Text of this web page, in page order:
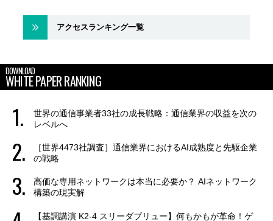
アクセスランキング一覧
DOWNLOAD
WHITE PAPER RANKING
世界の通信事業者33社の成長戦略：通信業界の収益を次の
レベルへ
［世界4473社調査］通信業界におけるAI成熟度と先駆企業
の戦略
高価な専用ネットワークは本当に必要か？ AIネットワーク
構築の現実解
【基調講演 K2-4 スリーダブリュー】何もかもが革命！ゲ